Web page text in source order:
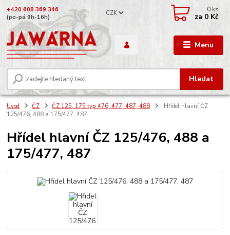
Menu
CZK
Hledat
+420 608 369 346
(po-pá 9h-16h)
0 ks
za 0 Kč
Úvod ČZ ČZ 125, 175 typ 476, 477, 487, 488
Hřídel hlavní ČZ
125/476, 488 a 175/477, 487
Hřídel hlavní ČZ 125/476, 488 a
175/477, 487